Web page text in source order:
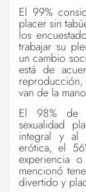
El 99%
placer sin
los
trabajar su
un cambio
está de
van de la
El 98% de
sexualidad
integral y al
erótica, el
experiencia
mencionó
divertido y